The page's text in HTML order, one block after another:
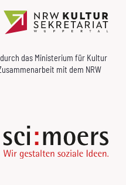
durch das Ministerium für Kultur
mit dem NRW